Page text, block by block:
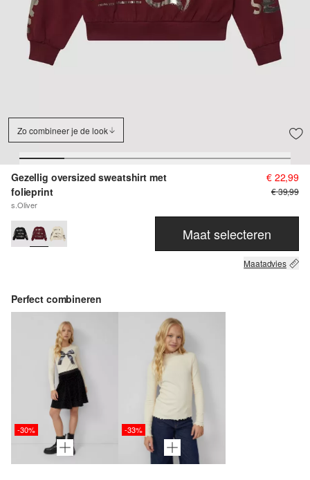
Zo combineer je de look
Gezellig oversized sweatshirt met
folieprint
s.Oliver
€ 22,99
€ 39,99
Maat selecteren
Maatadvies
Perfect combineren
-30% -33%